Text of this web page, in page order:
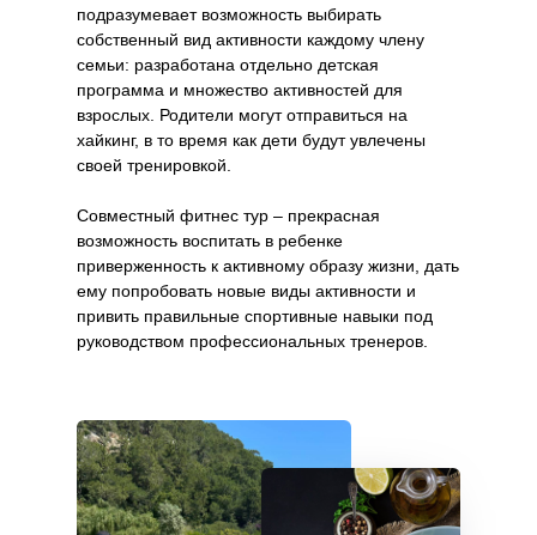
подразумевает возможность выбирать
собственный вид активности каждому члену
семьи: разработана отдельно детская
программа и множество активностей для
взрослых. Родители могут отправиться на
хайкинг, в то время как дети будут увлечены
своей тренировкой.
Совместный фитнес тур – прекрасная
возможность воспитать в ребенке
приверженность к активному образу жизни, дать
ему попробовать новые виды активности и
привить правильные спортивные навыки под
руководством профессиональных тренеров.